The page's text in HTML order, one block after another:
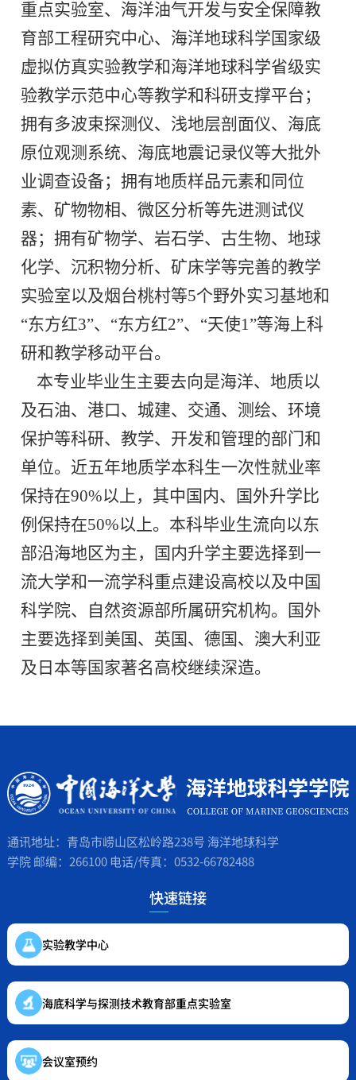
重点实验室、海洋油气开发与安全保障教
育部工程研究中心、海洋地球科学国家级
虚拟仿真实验教学和海洋地球科学省级实
验教学示范中心等教学和科研支撑平台；
拥有多波束探测仪、浅地层剖面仪、海底
原位观测系统、海底地震记录仪等大批外
业调查设备；拥有地质样品元素和同位
素、矿物物相、微区分析等先进测试仪
器；拥有矿物学、岩石学、古生物、地球
化学、沉积物分析、矿床学等完善的教学
实验室以及烟台桃村等5个野外实习基地和
“东方红3”、 “东方红2”、 “天使1”等海上科
研和教学移动平台。
本专业毕业生主要去向是海洋、地质以
及石油、港口、城建、交通、测绘、环境
保护等科研、教学、开发和管理的部门和
单位。近五年地质学本科生一次性就业率
保持在90%以上，其中国内、国外升学比
例保持在50%以上。本科毕业生流向以东
部沿海地区为主，国内升学主要选择到一
流大学和一流学科重点建设高校以及中国
科学院、自然资源部所属研究机构。国外
主要选择到美国、英国、德国、澳大利亚
及日本等国家著名高校继续深造。
通讯地址：青岛市崂山区松岭路238号 海洋地球科学
学院 邮编：266100 电话/传真：0532-66782488
快速链接
实验教学中心
海底科学与探测技术教育部重点实验室
会议室预约